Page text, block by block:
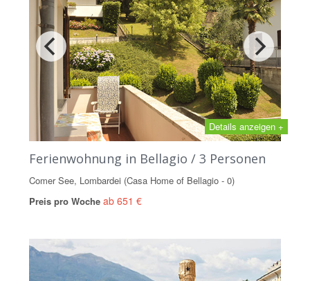
Details anzeigen +
Ferienwohnung in Bellagio / 3 Personen
Comer See, Lombardei (Casa Home of Bellagio - 0)
Preis pro Woche ab 651 €